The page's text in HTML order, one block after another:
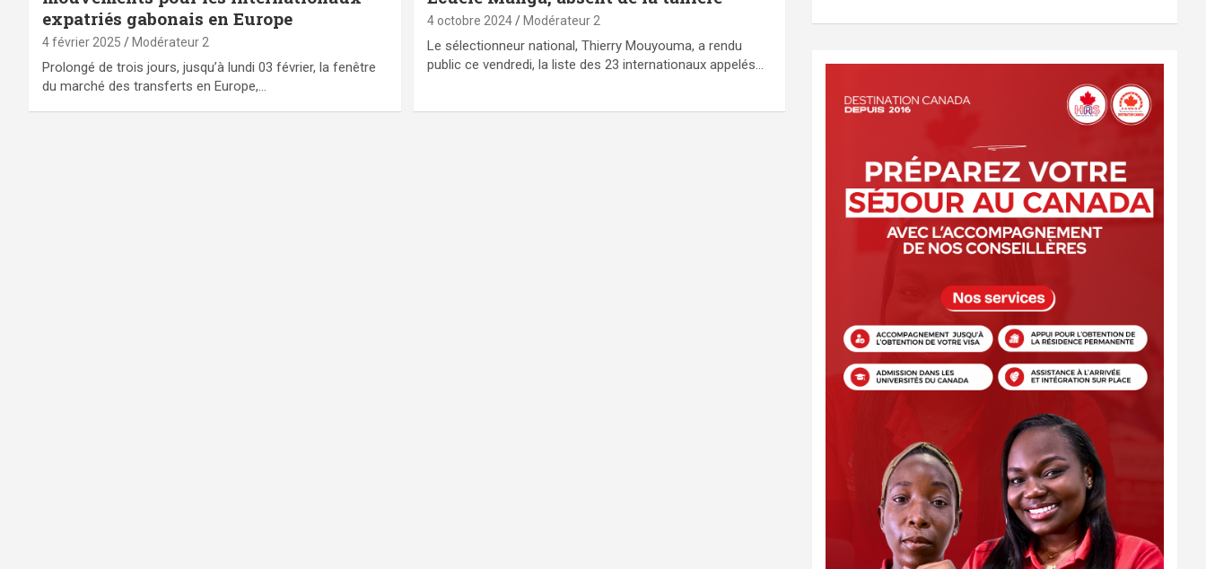
expatriés gabonais en Europe
4 février 2025 Modérateur 2
Prolongé de trois jours, jusqu’à lundi 03 février, la fenêtre
du marché des transferts en Europe,…
4 octobre 2024 Modérateur 2
Le sélectionneur national, Thierry Mouyouma, a rendu
public ce vendredi, la liste des 23 internationaux appelés…